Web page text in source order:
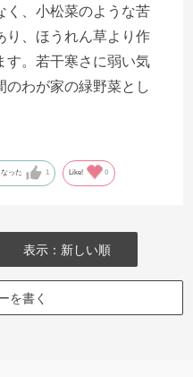
く、小松菜のような苦
り、ほうれん草より作
す。若干寒さに弱い気
のわが家の緑野菜とし
った 1 Like! 0
表示：新しい順
を書く